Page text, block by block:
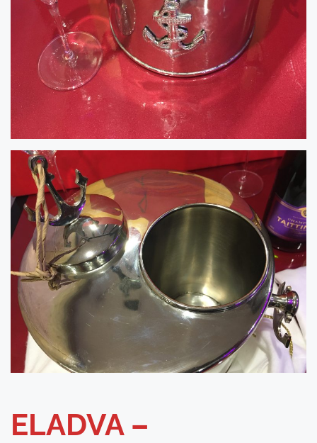
ELADVA –